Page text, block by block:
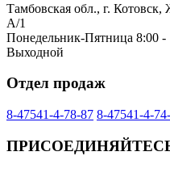
Тамбовская обл., г.
А/1
Понедельник-Пятница 8:00 -
Выходной
Отдел продаж
8-47541-4-78-87 8-47541-4-